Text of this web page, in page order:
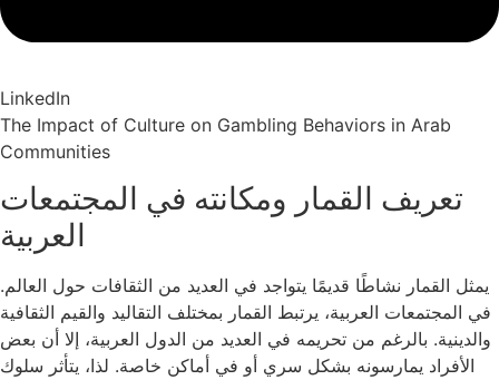
LinkedIn
The Impact of Culture on Gambling Behaviors in Arab
Communities
تعريف القمار ومكانته في المجتمعات
العربية
يمثل القمار نشاطًا قديمًا يتواجد في العديد من الثقافات حول العالم.
في المجتمعات العربية، يرتبط القمار بمختلف التقاليد والقيم الثقافية
والدينية. بالرغم من تحريمه في العديد من الدول العربية، إلا أن بعض
الأفراد يمارسونه بشكل سري أو في أماكن خاصة. لذا، يتأثر سلوك